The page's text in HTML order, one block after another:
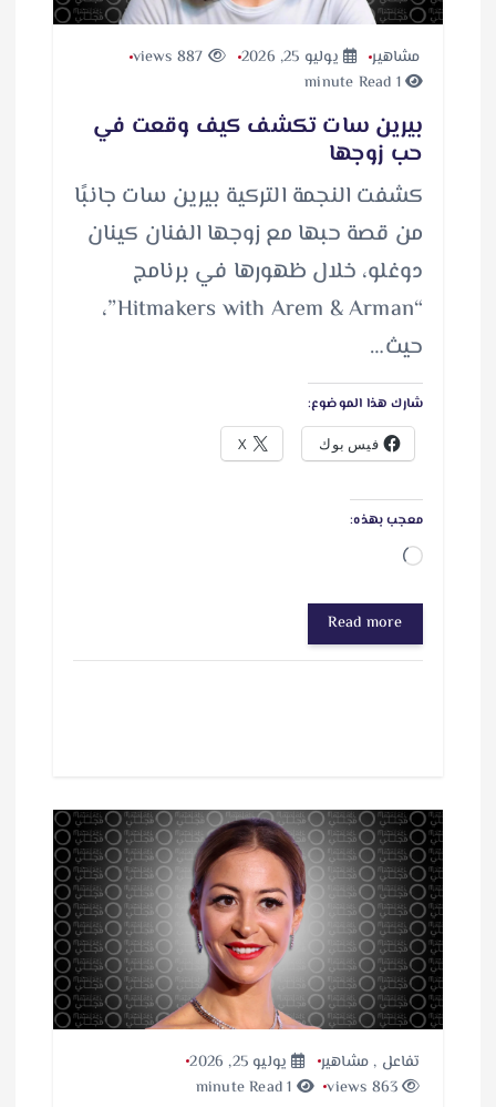
مشاهير يوليو 25, 2026
1 minute Read
بيرين سات تكشف كيف وقعت في
حب زوجها
كشفت النجمة التركية بيرين سات جانبًا
من قصة حبها مع زوجها الفنان كينان
دوغلو، خلال ظهورها في برنامج
“Hitmakers with Arem & Arman”،
حيث…
شارك هذا الموضوع:
فيس بوك X
معجب بهذه:
ج
ا
ر
ي
ح
م
ي
ل
…
Read more
تفاعل , مشاهير
يوليو 25, 2026
863 views